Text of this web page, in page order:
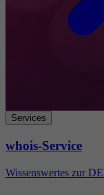
Services
whois-Service
Wissenswertes zur